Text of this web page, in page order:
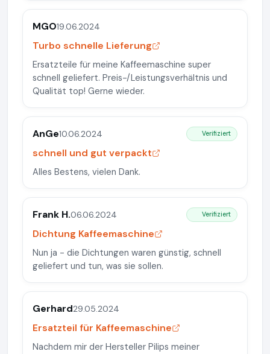
MGO19.06.2024
Turbo schnelle Lieferung
Ersatzteile für meine Kaffeemaschine super
schnell geliefert. Preis-/Leistungsverhältnis und
Qualität top! Gerne wieder.
AnGe10.06.2024 Verifiziert
schnell und gut verpackt
Alles Bestens, vielen Dank.
Frank H.06.06.2024 Verifiziert
Dichtung Kaffeemaschine
Nun ja - die Dichtungen waren günstig, schnell
geliefert und tun, was sie sollen.
Gerhard29.05.2024
Ersatzteil für Kaffeemaschine
Nachdem mir der Hersteller Pilips meiner